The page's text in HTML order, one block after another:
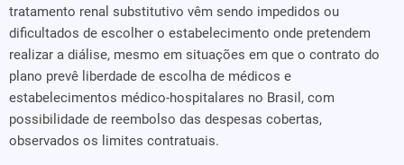
tratamento renal substitutivo vêm sendo impedidos ou
dificultados de escolher o estabelecimento onde pretendem
realizar a diálise, mesmo em situações em que o contrato do
plano prevê liberdade de escolha de médicos e
estabelecimentos médico-hospitalares no Brasil, com
possibilidade de reembolso das despesas cobertas,
observados os limites contratuais.